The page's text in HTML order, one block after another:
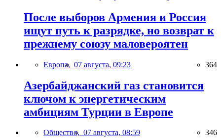
После выборов Армения и Россия
ищут путь к разрядке, но возврат к
прежнему союзу маловероятен
Европа, 07 августа, 09:23 364
Азербайджанский газ становится
ключом к энергетическим
амбициям Турции в Европе
Общество, 07 августа, 08:59 346